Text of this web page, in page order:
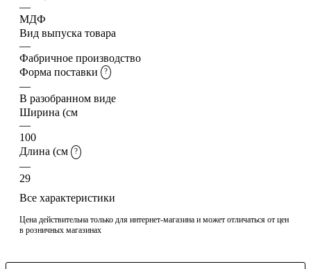
—
МДФ
Вид выпуска товара
—
Фабричное производство
Форма поставки
?
—
В разобранном виде
Ширина (см
—
100
Длина (см
?
—
29
Все характеристики
Цена действительна только для интернет-магазина и может отличаться от цен
в розничных магазинах